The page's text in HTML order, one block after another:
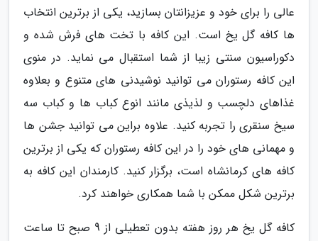
عالی را برای خود و عزیزانتان بسازید، یکی از برترین انتخاب
ها کافه گل یخ است. این کافه با تخت های فرش شده و
دکوراسیون سنتی زیبا از شما استقبال می نماید. در منوی
این کافه رستوران می توانید نوشیدنی های متنوع و بعلاوه
غذاهای دلچسب و لذیذی مانند انوع کباب ها و کباب سه
سیخ سنقری را تجربه کنید. علاوه براین می توانید جشن ها
و مهمانی های خود را در این کافه رستوران که یکی از برترین
کافه های کرمانشاه است، برگزار کنید. کارمندان این کافه به
برترین شکل ممکن با شما همکاری خواهند کرد.
کافه گل یخ هر روز هفته بدون تعطیلی از 9 صبح تا ساعت